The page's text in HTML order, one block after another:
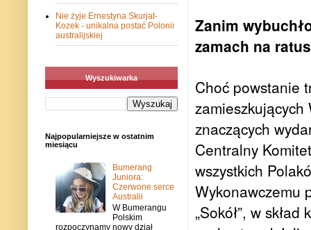
Zanim
zamach na
Choć powstanie
znaczących
Centralny
wszystkich
Wykonawczemu
„Sokół”, w
Nie żyje Ernestyna Skurjat-
Kozek - unikalna postać Polonii
australijskiej
Wyszukiwarka
Najpopularniejsze w ostatnim
miesiącu
Bumerang
Juniora:
Czerwone serce
Australii
W Bumerangu
Polskim
rozpoczynamy nowy dział